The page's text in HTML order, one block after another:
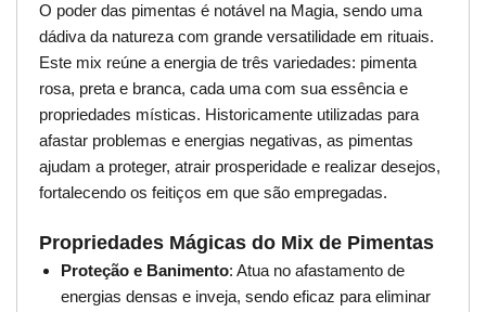
O poder das pimentas é notável na Magia, sendo uma
dádiva da natureza com grande versatilidade em rituais.
Este mix reúne a energia de três variedades: pimenta
rosa, preta e branca, cada uma com sua essência e
propriedades místicas. Historicamente utilizadas para
afastar problemas e energias negativas, as pimentas
ajudam a proteger, atrair prosperidade e realizar desejos,
fortalecendo os feitiços em que são empregadas.
Propriedades Mágicas do Mix de Pimentas
Proteção e Banimento: Atua no afastamento de
energias densas e inveja, sendo eficaz para eliminar